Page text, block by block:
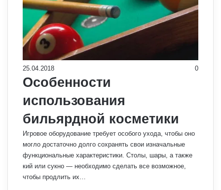
25.04.2018 0
Особенности
использования
бильярдной косметики
Игровое оборудование требует особого ухода, чтобы оно
могло достаточно долго сохранять свои изначальные
функциональные характеристики. Столы, шары, а также
кий или сукно — необходимо сделать все возможное,
чтобы продлить их…